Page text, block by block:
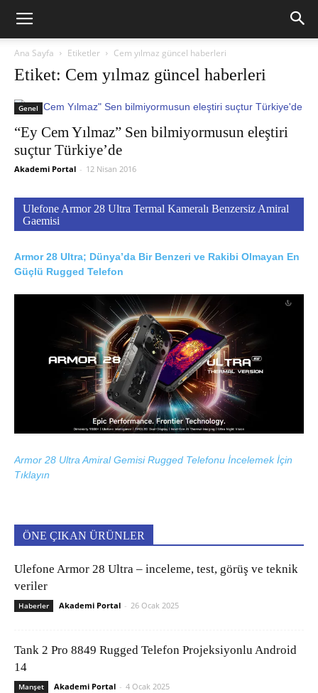
Ana Sayfa Etiketler Cem yılmaz güncel haberleri
Etiket: Cem yılmaz güncel haberleri
Genel
“Ey Cem Yılmaz” Sen bilmiyormusun eleştiri
suçtur Türkiye’de
Akademi Portal - 12 Nisan 2016
Ulefone Armor 28 Ultra Termal Kameralı Benzersiz Amiral
Gaemisi
Armor 28 Ultra; Dünya’da Bir Benzeri ve Rakibi Olmayan En
Güçlü Rugged Telefon
Armor 28 Ultra Amiral Gemisi Rugged Telefonu İncelemek İçin
Tıklayın
ÖNE ÇIKAN ÜRÜNLER
Ulefone Armor 28 Ultra – inceleme, test, görüş ve teknik
veriler
Haberler Akademi Portal - 26 Ocak 2025
Tank 2 Pro 8849 Rugged Telefon Projeksiyonlu Android
14
Manşet Akademi Portal - 4 Ocak 2025